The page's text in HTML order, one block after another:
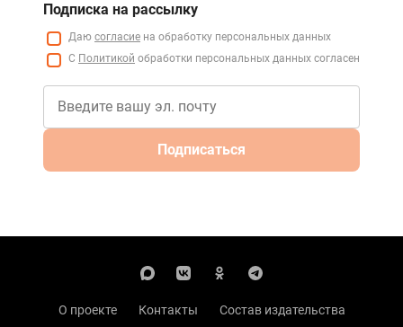
Подписка на рассылку
Даю согласие на обработку персональных данных
С Политикой обработки персональных данных согласен
Подписаться
О проекте Контакты
Состав издательства